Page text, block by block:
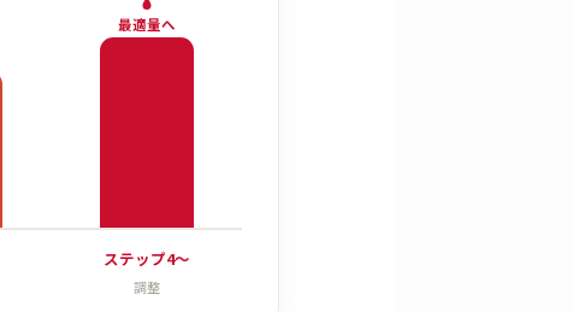
最適量へ
ステップ4〜
調整